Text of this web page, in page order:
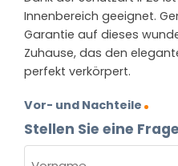
Innenbereich geeignet.
Garantie auf dieses
Zuhause, das den
perfekt verkörpert.
Vor- und Nachteile
Stellen Sie eine